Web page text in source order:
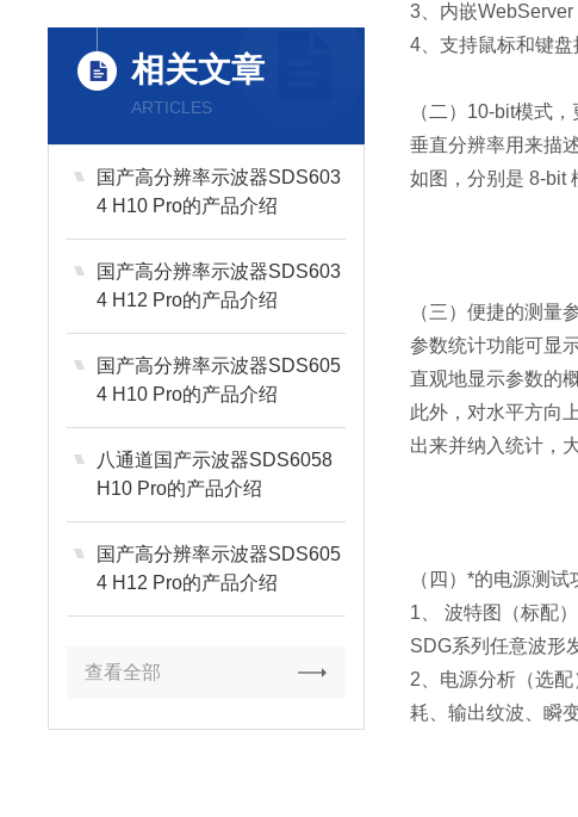
相关文章
ARTICLES
国产高分辨率示波器SDS603
4 H10 Pro的产品介绍
国产高分辨率示波器SDS603
4 H12 Pro的产品介绍
国产高分辨率示波器SDS605
4 H10 Pro的产品介绍
八通道国产示波器SDS6058
H10 Pro的产品介绍
国产高分辨率示波器SDS605
4 H12 Pro的产品介绍
查看全部
3、内嵌WebServer
4、支持鼠标和键盘
（二）10-bit模式
垂直分辨率用来描
如图，分别是 8-bit
（三）便捷的测量
参数统计功能可显
直观地显示参数的
此外，对水平方向
出来并纳入统计，
（四）*的电源测试
1、 波特图（标配
SDG系列任意波形
2、电源分析（选
耗、输出纹波、瞬